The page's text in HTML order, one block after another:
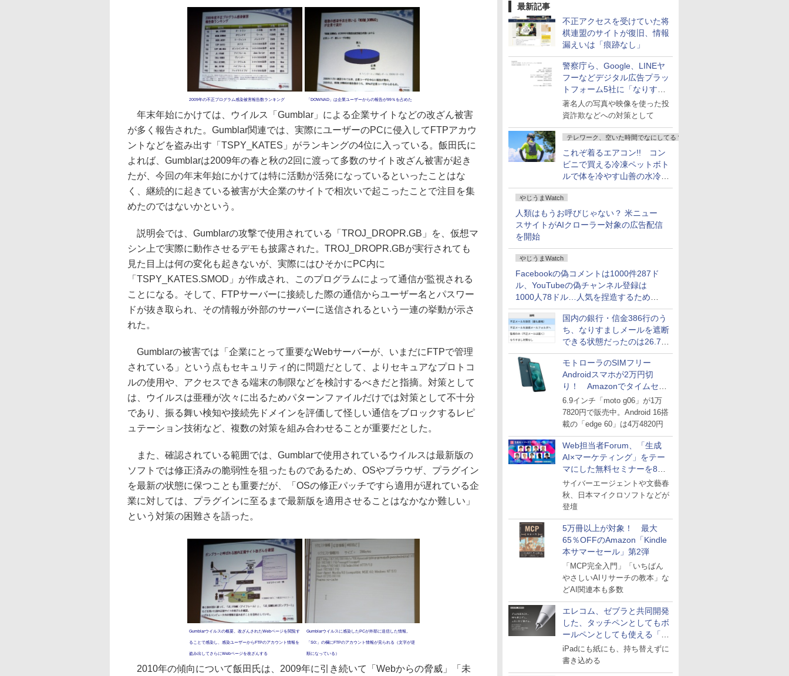
最新記事
不正アクセスを受けていた将
棋連盟のサイトが復旧、情報
漏えいは「痕跡なし」
警察庁ら、Google、LINEヤ
フーなどデジタル広告プラッ
トフォーム5社に「なりすま
し詐欺広告」対策強化を要請
著名人の写真や映像を使った投
資詐欺などへの対策として
テレワーク、空いた時間でなにしてる？
これぞ着るエアコン!! コン
ビニで買える冷凍ペットボト
ルで体を冷やす山善の水冷ベ
ストがロードバイクにちょう
どいい【ぼっち・ざ・ろー
ど！その14】
やじうまWatch
人類はもうお呼びじゃない？ 米ニュー
スサイトがAIクローラー対象の広告配信
を開始
やじうまWatch
Facebookの偽コメントは1000件287ド
ル、YouTubeの偽チャンネル登録は
1000人78ドル…人気を捏造するための
価格リストが公開中
国内の銀行・信金386行のう
ち、なりすましメールを遮断
できる状態だったのは26.7％
にとどまる～GMOブランド
セキュリティ調査
モトローラのSIMフリー
Androidスマホが2万円切
り！ Amazonでタイムセー
ル
6.9インチ「moto g06」が1万
7820円で販売中。Android 16搭
載の「edge 60」は4万4820円
Web担当者Forum、「生成
AI×マーケティング」をテー
マにした無料セミナーを8月
27日にオンライン開催
サイバーエージェントや文藝春
秋、日本マイクロソフトなどが
登壇
5万冊以上が対象！ 最大
65％OFFのAmazon「Kindle
本サマーセール」第2弾
「MCP完全入門」「いちばん
やさしいAIリサーチの教本」な
どAI関連本も多数
エレコム、ゼブラと共同開発
した、タッチペンとしてもボ
ールペンとしても使える「ス
タイラスツーウェイ」発売
iPadにも紙にも、持ち替えずに
書き込める
2009年の不正プログラム感染被害報告数ランキング 「DOWNAD」は企業ユーザーからの報告が99％を占めた
年末年始にかけては、ウイルス「Gumblar」による企業サイトなどの改ざん被害
が多く報告された。Gumblar関連では、実際にユーザーのPCに侵入してFTPアカウ
ントなどを盗み出す「TSPY_KATES」がランキングの4位に入っている。飯田氏に
よれば、Gumblarは2009年の春と秋の2回に渡って多数のサイト改ざん被害が起き
たが、今回の年末年始にかけては特に活動が活発になっているといったことはな
く、継続的に起きている被害が大企業のサイトで相次いで起こったことで注目を集
めたのではないかという。
説明会では、Gumblarの攻撃で使用されている「TROJ_DROPR.GB」を、仮想マ
シン上で実際に動作させるデモも披露された。TROJ_DROPR.GBが実行されても
見た目上は何の変化も起きないが、実際にはひそかにPC内に
「TSPY_KATES.SMOD」が作成され、このプログラムによって通信が監視される
ことになる。そして、FTPサーバーに接続した際の通信からユーザー名とパスワー
ドが抜き取られ、その情報が外部のサーバーに送信されるという一連の挙動が示さ
れた。
Gumblarの被害では「企業にとって重要なWebサーバーが、いまだにFTPで管理
されている」という点もセキュリティ的に問題だとして、よりセキュアなプロトコ
ルの使用や、アクセスできる端末の制限などを検討するべきだと指摘。対策として
は、ウイルスは亜種が次々に出るためパターンファイルだけでは対策として不十分
であり、振る舞い検知や接続先ドメインを評価して怪しい通信をブロックするレピ
ュテーション技術など、複数の対策を組み合わせることが重要だとした。
また、確認されている範囲では、Gumblarで使用されているウイルスは最新版の
ソフトでは修正済みの脆弱性を狙ったものであるため、OSやブラウザ、プラグイン
を最新の状態に保つことも重要だが、「OSの修正パッチですら適用が遅れている企
業に対しては、プラグインに至るまで最新版を適用させることはなかなか難しい」
という対策の困難さを語った。
Gumblarウイルスの概要。改ざんされたWebページを閲覧す
ることで感染し、感染ユーザーからFTPのアカウント情報を
盗み出してさらにWebページを改ざんする
Gumblarウイルスに感染したPCが外部に送信した情報。
「S0:」の欄にFTPのアカウント情報が見られる（文字が逆
順になっている）
2010年の傾向について飯田氏は、2009年に引き続いて「Webからの脅威」「未